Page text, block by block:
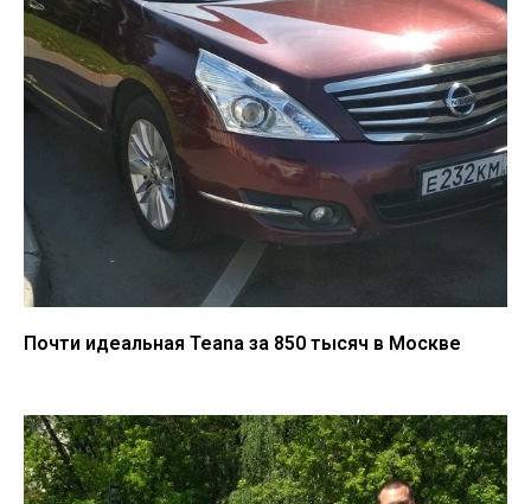
Почти идеальная Teana за 850 тысяч в Москве